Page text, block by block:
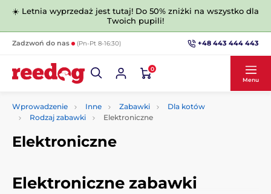
☀️ Letnia wyprzedaż jest tutaj! Do 50% zniżki na wszystko dla
Twoich pupili!
Zadzwoń do nas (Pn-Pt 8-16:30) +48 443 444 443
0
Menu
Wprowadzenie Inne Zabawki
Dla kotów
Rodzaj zabawki
Elektroniczne
Elektroniczne
Elektroniczne zabawki